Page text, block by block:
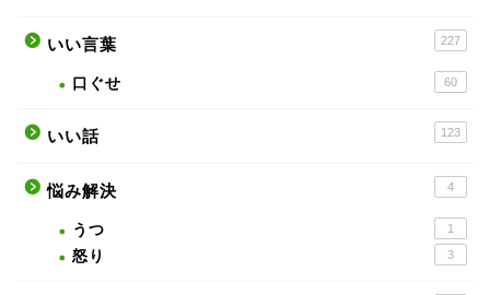
いい言葉 227
口ぐせ 60
いい話 123
悩み解決 4
うつ 1
怒り 3